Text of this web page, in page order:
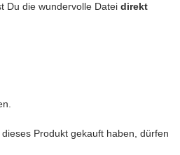
Du die wundervolle Datei direkt
Produkt gekauft haben, dürfen